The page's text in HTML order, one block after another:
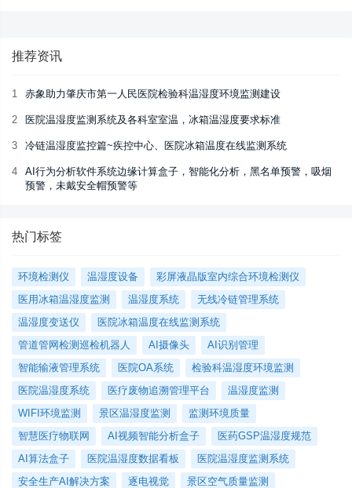
推荐资讯
1 赤象助力肇庆市第一人民医院检验科温湿度环境监测建设
2 医院温湿度监测系统及各科室室温，冰箱温湿度要求标准
3 冷链温湿度监控篇~疾控中心、医院冰箱温度在线监测系统
4
AI行为分析软件系统边缘计算盒子，智能化分析，黑名单预警，吸烟
预警，未戴安全帽预警等
热门标签
环境检测仪 温湿度设备
彩屏液晶版室内综合环境检测仪
医用冰箱温湿度监测
温湿度系统
无线冷链管理系统
温湿度变送仪
医院冰箱温度在线监测系统
管道管网检测巡检机器人
AI摄像头
AI识别管理
智能输液管理系统
医院OA系统
检验科温湿度环境监测
医院温湿度系统
医疗废物追溯管理平台
温湿度监测
WIFI环境监测
景区温湿度监测
监测环境质量
智慧医疗物联网
AI视频智能分析盒子
医药GSP温湿度规范
AI算法盒子
医院温湿度数据看板
医院温湿度监测系统
安全生产AI解决方案
逐电视觉
景区空气质量监测